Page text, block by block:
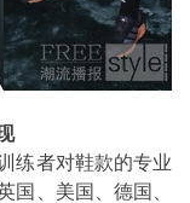
者对鞋款的专业
国、美国、德国、